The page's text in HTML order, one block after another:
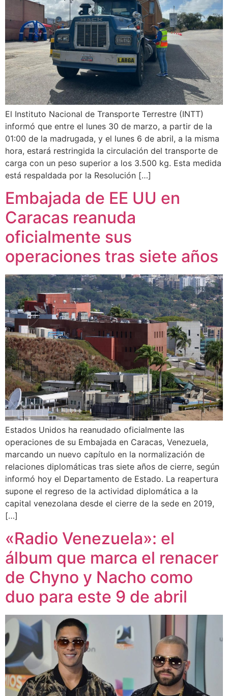
El Instituto Nacional de Transporte Terrestre (INTT)
informó que entre el lunes 30 de marzo, a partir de la
01:00 de la madrugada, y el lunes 6 de abril, a la misma
hora, estará restringida la circulación del transporte de
carga con un peso superior a los 3.500 kg. Esta medida
está respaldada por la Resolución […]
Embajada de EE UU en
Caracas reanuda
oficialmente sus
operaciones tras siete años
Estados Unidos ha reanudado oficialmente las
operaciones de su Embajada en Caracas, Venezuela,
marcando un nuevo capítulo en la normalización de
relaciones diplomáticas tras siete años de cierre, según
informó hoy el Departamento de Estado. La reapertura
supone el regreso de la actividad diplomática a la
capital venezolana desde el cierre de la sede en 2019,
[…]
«Radio Venezuela»: el
álbum que marca el renacer
de Chyno y Nacho como
duo para este 9 de abril